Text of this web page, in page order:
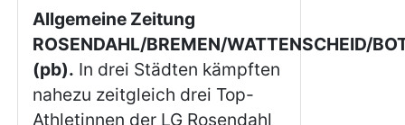
Allgemeine Zeitung
ROSENDAHL/BREMEN/WATTENSCHEID/
(pb). In drei Städten kämpften
nahezu zeitgleich drei Top-
Athletinnen der LG Rosendahl